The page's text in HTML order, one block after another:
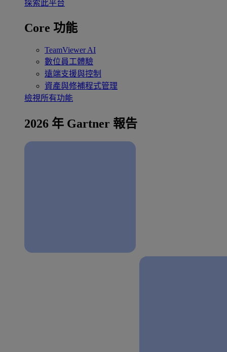
探索此平台
Core 功能
TeamViewer AI
數位員工體驗
遠端支援與控制
資產與修補程式管理
檢視所有功能
2026 年 Gartner 報告